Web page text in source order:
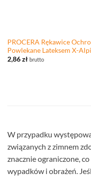
PROCERA Rękawice
Powlekane Lateksem X-
2,86zł brutto
W przypadku
związanych z zimnem
znacznie ograniczone,
wypadków i obrażeń.